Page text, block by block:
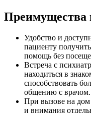
Преимущества
Удобство и
пациенту
помощь без
Встреча с
находиться в
способствовать
общению с врачом.
При вызове на дом
и внимания